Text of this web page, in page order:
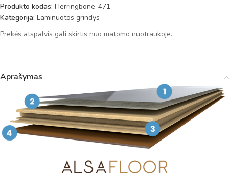
Produkto kodas: Herringbone-471
Kategorija: Laminuotos grindys
Prekės atspalvis gali skirtis nuo matomo nuotraukoje.
Aprašymas